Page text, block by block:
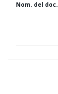
Nom. del doc.